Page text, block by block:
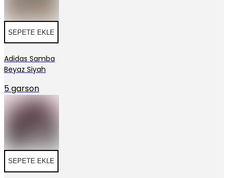
SEPETE EKLE
Adidas Samba
Beyaz Siyah
5 garson
SEPETE EKLE